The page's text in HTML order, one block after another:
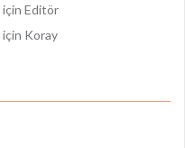
için Editör
için Koray